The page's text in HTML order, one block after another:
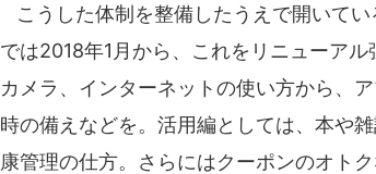
こうした体制を整備したうえで開いて
では2018年1月から、これをリニューア
カメラ、インターネットの使い方から、
時の備えなどを。活用編としては、本や
康管理の仕方。さらにはクーポンのオト